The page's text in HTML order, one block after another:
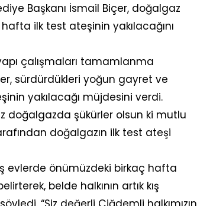
Başkanı İsmail Biçer, doğalgaz
ilk test ateşinin yakılacağını
çalışmaları tamamlanma
sürdürdükleri yoğun gayret ve
yakılacağı müjdesini verdi.
doğalgazda şükürler olsun ki mutlu
doğalgazın ilk test ateşi
evlerde önümüzdeki birkaç hafta
belde halkının artık kış